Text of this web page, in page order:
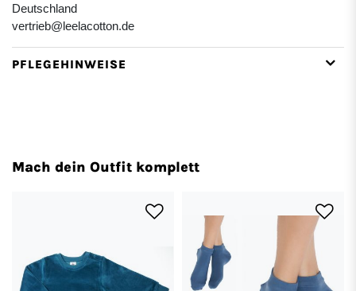
Deutschland
vertrieb@leelacotton.de
PFLEGEHINWEISE
Mach dein Outfit komplett